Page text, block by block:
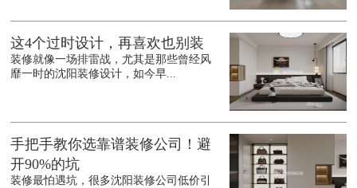
这4个过时设计，再喜欢也别装
装修就像一场排雷战，尤其是那些曾经风
靡一时的沈阳装修设计，如今早...
手把手教你选靠谱装修公司！避
开90%的坑
装修最怕遇坑，很多沈阳装修公司低价引